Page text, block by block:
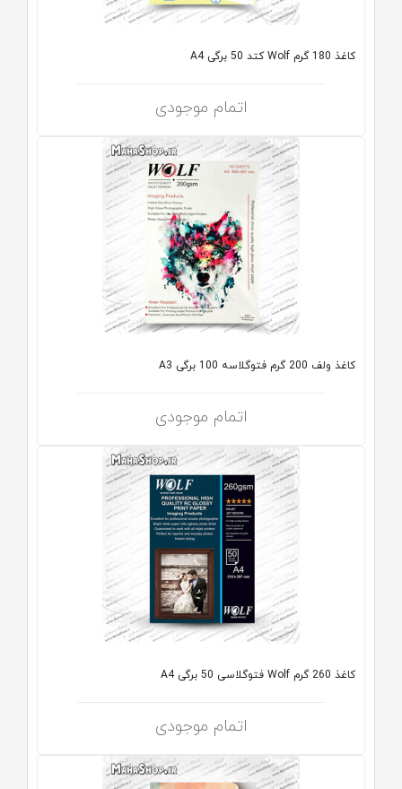
کاغذ 180 گرم Wolf کتد 50 برگی A4
اتمام موجودی
کاغذ ولف 200 گرم فتوگلاسه 100 برگی A3
اتمام موجودی
کاغذ 260 گرم Wolf فتوگلاسی 50 برگی A4
اتمام موجودی